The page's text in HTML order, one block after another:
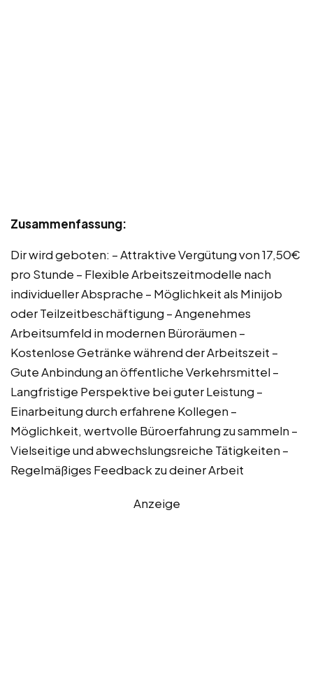
Zusammenfassung:
Dir wird geboten: – Attraktive Vergütung von 17,50€
pro Stunde – Flexible Arbeitszeitmodelle nach
individueller Absprache – Möglichkeit als Minijob
oder Teilzeitbeschäftigung – Angenehmes
Arbeitsumfeld in modernen Büroräumen –
Kostenlose Getränke während der Arbeitszeit –
Gute Anbindung an öffentliche Verkehrsmittel –
Langfristige Perspektive bei guter Leistung –
Einarbeitung durch erfahrene Kollegen –
Möglichkeit, wertvolle Büroerfahrung zu sammeln –
Vielseitige und abwechslungsreiche Tätigkeiten –
Regelmäßiges Feedback zu deiner Arbeit
Anzeige